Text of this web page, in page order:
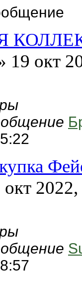
19 окт
окт